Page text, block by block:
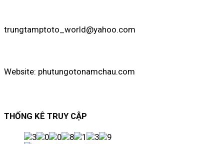
trungtamptoto_world@yahoo.com
Website: phutungotonamchau.com
THỐNG KÊ TRUY CẬP